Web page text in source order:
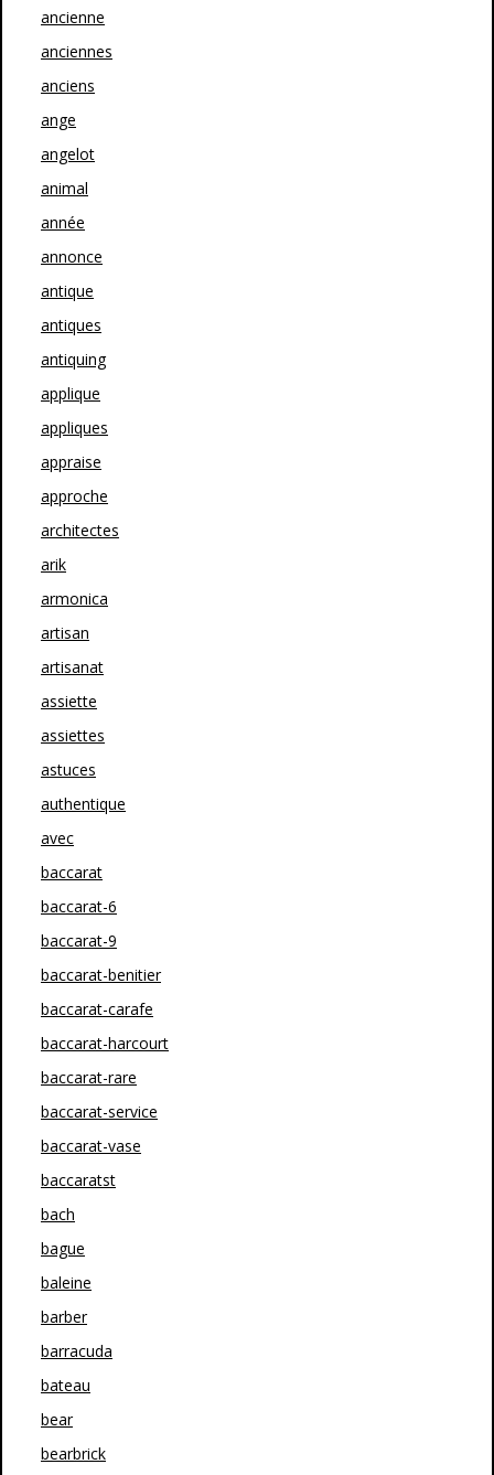
ancienne
anciennes
anciens
ange
angelot
animal
année
annonce
antique
antiques
antiquing
applique
appliques
appraise
approche
architectes
arik
armonica
artisan
artisanat
assiette
assiettes
astuces
authentique
avec
baccarat
baccarat-6
baccarat-9
baccarat-benitier
baccarat-carafe
baccarat-harcourt
baccarat-rare
baccarat-service
baccarat-vase
baccaratst
bach
bague
baleine
barber
barracuda
bateau
bear
bearbrick